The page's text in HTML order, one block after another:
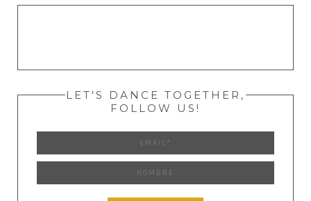
LET'S DANCE TOGETHER,
FOLLOW US!